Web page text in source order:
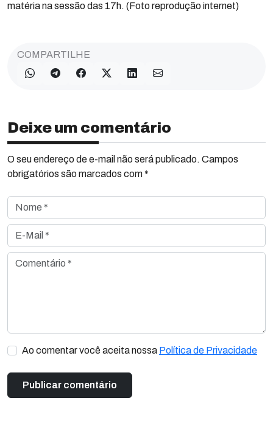
matéria na sessão das 17h. (Foto reprodução internet)
COMPARTILHE
Deixe um comentário
O seu endereço de e-mail não será publicado. Campos
obrigatórios são marcados com *
Nome *
E-Mail *
Comentário *
Ao comentar você aceita nossa Política de Privacidade